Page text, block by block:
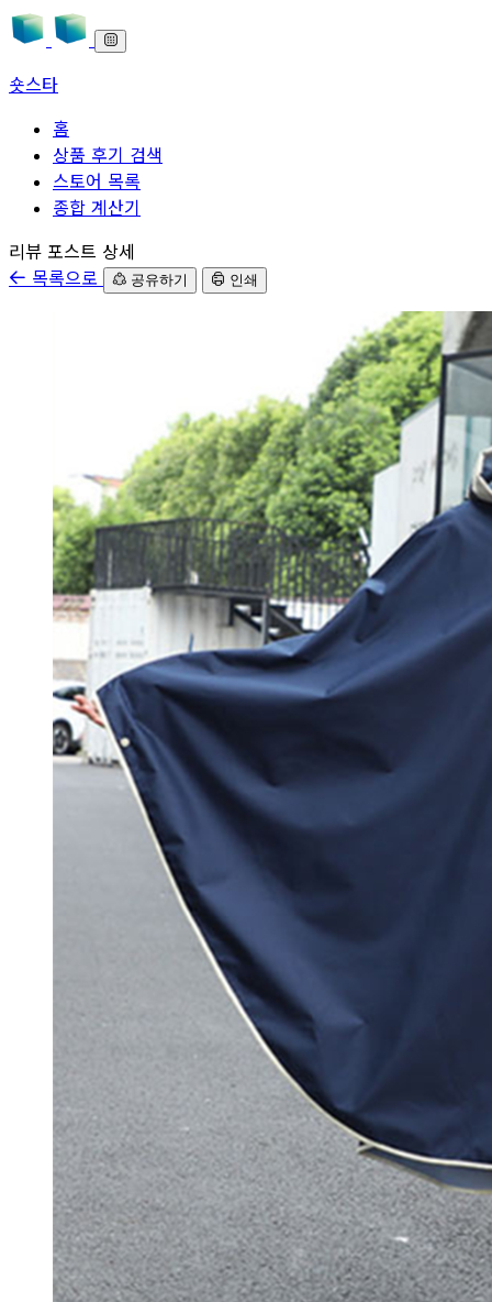
숏스타
홈
상품 후기 검색
스토어 목록
종합 계산기
본문으로 바로가기
리뷰 포스트 상세
목록으로
공유하기 인쇄